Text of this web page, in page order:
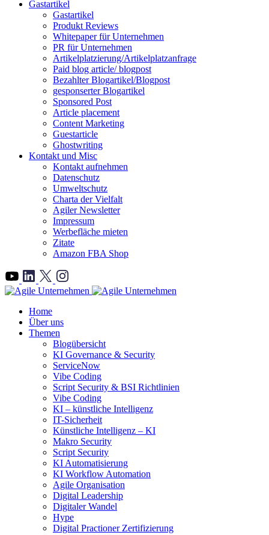
Gastartikel
Gastartikel
Produkt Reviews
Whitepaper für Unternehmen
PR für Unternehmen
Artikelplatzierung/Artikelplatzanfrage
Paid blog article/ blogpost
Bezahlter Blogartikel/Blogpost
gesponserter Blogartikel
Sponsored Post
Article placement
Content Marketing
Guestarticle
Ghostwriting
Kontakt und Misc
Kontakt aufnehmen
Datenschutz
Umweltschutz
Charta der Vielfalt
Agiler Newsletter
Impressum
Werbefläche mieten
Zitate
Amazon FBA Shop
">
Home
Über uns
Themen
Blogübersicht
KI Governance & Security
ServiceNow
Vibe Coding
Script Security & BSI Richtlinien
Vibe Coding
KI – künstliche Intelligenz
IT-Sicherheit
Künstliche Intelligenz – KI
Makro Security
Script Security
KI Automatisierung
KI Workflow Automation
Agile Organisation
Digital Leadership
Digitaler Wandel
Hype
Digital Practioner Zertifizierung